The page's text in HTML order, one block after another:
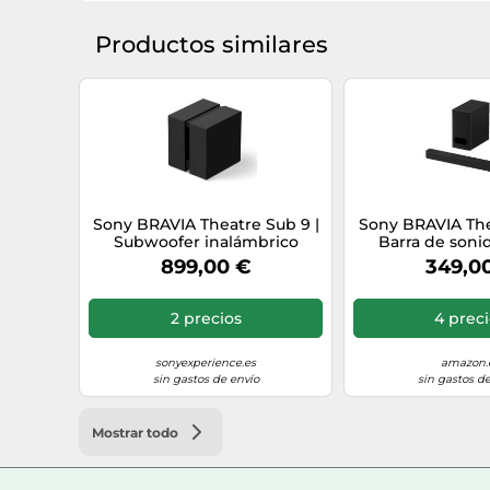
Productos similares
Sony BRAVIA Theatre Sub 9 |
Subwoofer inalámbrico
adicional de 600 W en total
899,00 €
2 precios
sonyexperience.es
sin gastos de envío
Sony BRAVIA
Barra de
canales con
subwoofer
Dolby
4
sin gastos
Mostrar todo